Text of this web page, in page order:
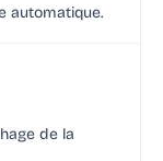
automatique.
de la